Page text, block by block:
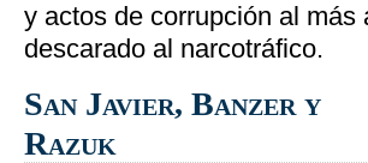
y actos de corrupción al
descarado al narcotráfico.
San Javier, Banzer y
Razuk